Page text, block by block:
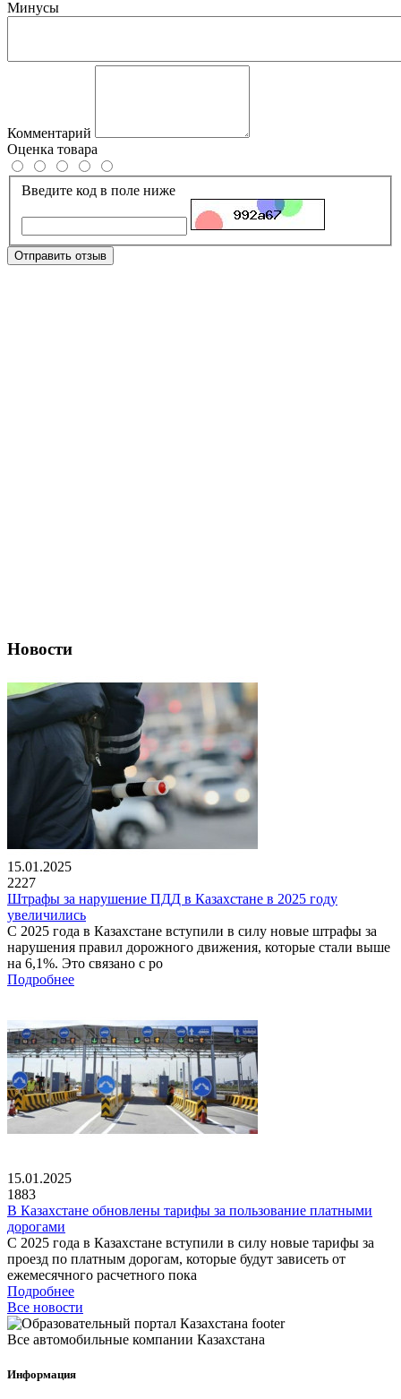
Минусы
Комментарий
Оценка товара
Введите код в поле ниже
Отправить отзыв
Новости
15.01.2025
2227
Штрафы за нарушение ПДД в Казахстане в 2025 году
увеличились
С 2025 года в Казахстане вступили в силу новые штрафы за
нарушения правил дорожного движения, которые стали выше
на 6,1%. Это связано с ро
Подробнее
15.01.2025
1883
В Казахстане обновлены тарифы за пользование платными
дорогами
С 2025 года в Казахстане вступили в силу новые тарифы за
проезд по платным дорогам, которые будут зависеть от
ежемесячного расчетного пока
Подробнее
Все новости
Все автомобильные компании Казахстана
Информация